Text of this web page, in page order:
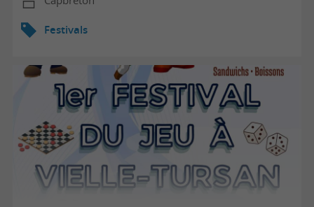
Festivals